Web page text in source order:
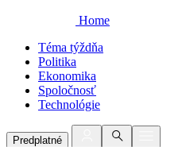
Home
Téma týždňa
Politika
Ekonomika
Spoločnosť
Technológie
Predplatné